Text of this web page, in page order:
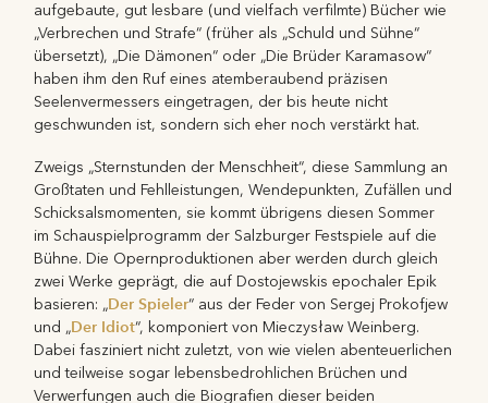
aufgebaute, gut lesbare (und vielfach verfilmte) Bücher wie
„Verbrechen und Strafe“ (früher als „Schuld und Sühne“
übersetzt), „Die Dämonen“ oder „Die Brüder Karamasow“
haben ihm den Ruf eines atemberaubend präzisen
Seelenvermessers eingetragen, der bis heute nicht
geschwunden ist, sondern sich eher noch verstärkt hat.
Zweigs „Sternstunden der Menschheit“, diese Sammlung an
Großtaten und Fehlleistungen, Wendepunkten, Zufällen und
Schicksalsmomenten, sie kommt übrigens diesen Sommer
im Schauspielprogramm der Salzburger Festspiele auf die
Bühne. Die Opernproduktionen aber werden durch gleich
zwei Werke geprägt, die auf Dostojewskis epochaler Epik
basieren: „Der Spieler“ aus der Feder von Sergej Prokofjew
und „Der Idiot“, komponiert von Mieczysław Weinberg.
Dabei fasziniert nicht zuletzt, von wie vielen abenteuerlichen
und teilweise sogar lebensbedrohlichen Brüchen und
Verwerfungen auch die Biografien dieser beiden